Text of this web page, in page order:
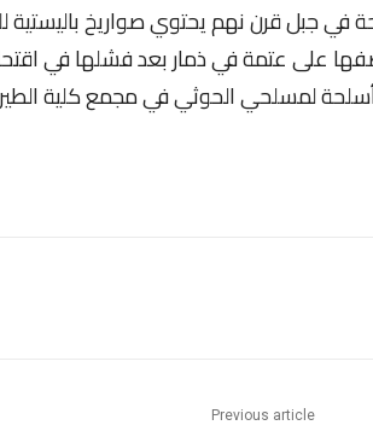
جبل قرن نهم يحتوي صواريخ باليستية
على عتمة في ذمار بعد فشلها في
لمسلحي الحوثي في مجمع كلية
Previous article